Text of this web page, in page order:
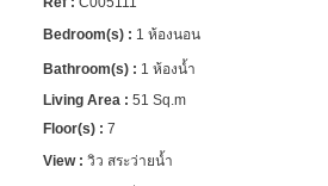
1 ห้องนอน
1 ห้องน้ำ
51 Sq.m
7
วิว สระว่ายน้ำ